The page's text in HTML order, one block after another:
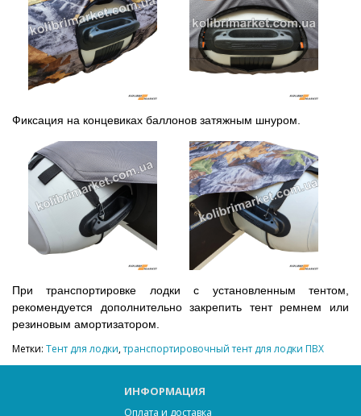
Фиксация на концевиках баллонов затяжным шнуром.
При транспортировке лодки с установленным тентом,
рекомендуется дополнительно закрепить тент ремнем или
резиновым амортизатором.
Метки: Тент для лодки,транспортировочный тент для лодки ПВХ
ИНФОРМАЦИЯ
Оплата и доставка